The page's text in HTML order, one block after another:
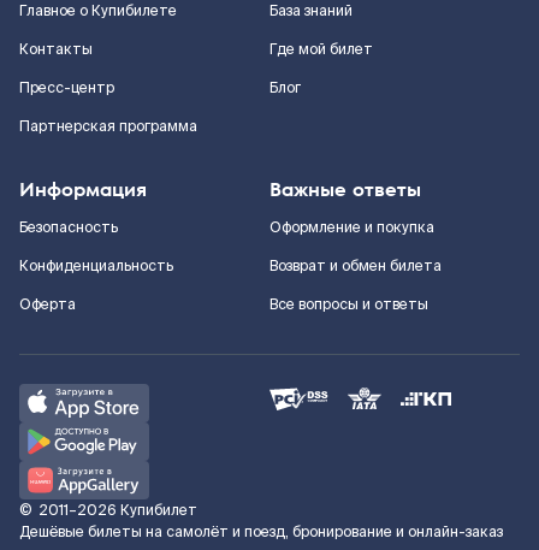
Главное о Купибилете
Контакты
Пресс-центр
Партнерская программа
База знаний
Где мой билет
Блог
Информация
Безопасность
Конфиденциальность
Оферта
Важные ответы
Оформление и покупка
Возврат и обмен билета
Все вопросы и ответы
© 2011–2026 Купибилет
Дешёвые билеты на самолёт и поезд, бронирование и онлайн-заказ